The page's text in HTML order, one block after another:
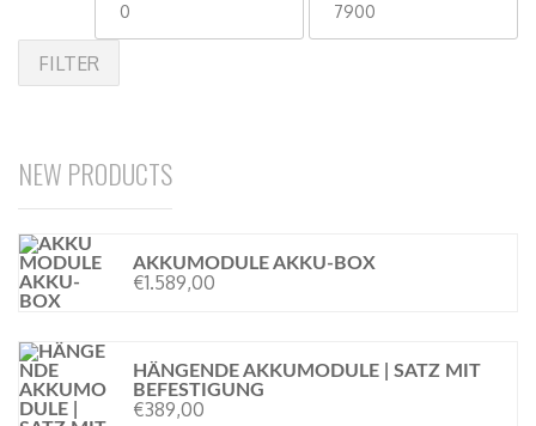
FILTER
NEW PRODUCTS
AKKUMODULE AKKU-BOX
€1.589,00
HÄNGENDE AKKUMODULE | SATZ MIT
BEFESTIGUNG
€389,00